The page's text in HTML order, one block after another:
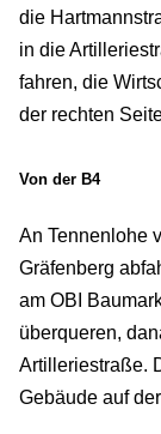
die
in die
fahren, die
der rechten
Von der B4
An Tennenlohe
Gräfenberg
am OBI
überqueren,
Artilleriestraße.
Gebäude auf